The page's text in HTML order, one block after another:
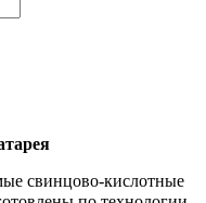
свинцово-кислотные